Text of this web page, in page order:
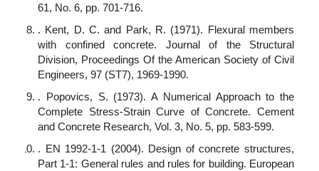
61, No. 6, pp. 701-716.
. Kent, D. C. and Park, R. (1971). Flexural members
with confined concrete. Journal of the Structural
Division, Proceedings Of the American Society of Civil
Engineers, 97 (ST7), 1969-1990.
. Popovics, S. (1973). A Numerical Approach to the
Complete Stress-Strain Curve of Concrete. Cement
and Concrete Research, Vol. 3, No. 5, pp. 583-599.
. EN 1992-1-1 (2004). Design of concrete structures,
Part 1-1: General rules and rules for building. European